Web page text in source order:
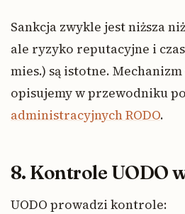
Sankcja zwykle jest niższa
ale ryzyko reputacyjne i
mies.) są istotne.
opisujemy w przewodniku po
administracyjnych RODO.
8. Kontrole UODO
UODO prowadzi kontrole: